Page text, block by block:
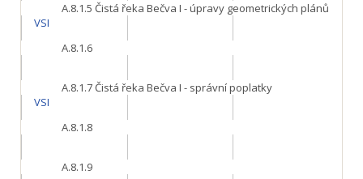
A.8.1.5 Čistá řeka Bečva I - úpravy geometrických plánů
VSI
A.8.1.6
A.8.1.7Čistá řeka Bečva I - správní poplatky
VSI
A.8.1.8
A.8.1.9